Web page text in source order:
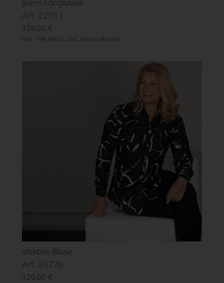
Jeans-Longbluse
Art. 22011
109,00 €
inkl. 19% MwSt. zzgl. Versandkosten
Viskose-Bluse
Art. 26776
129,00 €